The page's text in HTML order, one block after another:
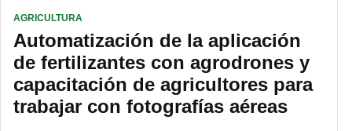
AGRICULTURA
Automatización de la aplicación
de fertilizantes con agrodrones y
capacitación de agricultores para
trabajar con fotografías aéreas